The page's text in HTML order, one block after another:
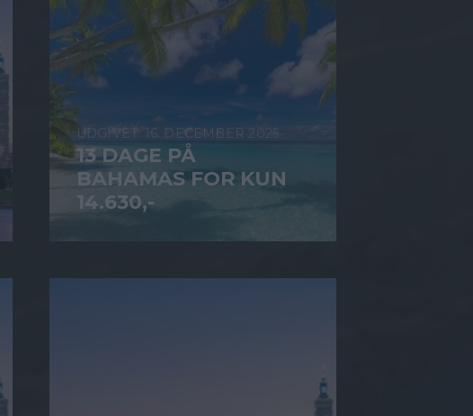
16. DECEMBER 2025
13 DAGE PÅ
BAHAMAS FOR KUN
14.630,-